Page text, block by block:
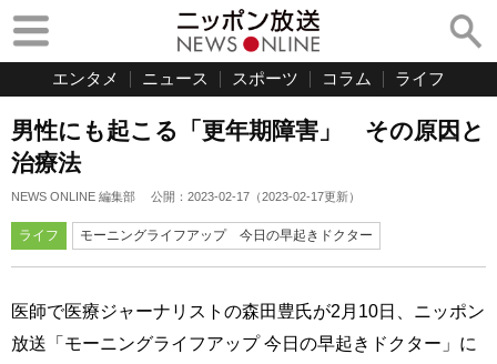
エンタメ ニュース スポーツ コラム ライフ
男性にも起こる「更年期障害」 その原因と
治療法
NEWS ONLINE 編集部 公開： 2023-02-17 （2023-02-17更新）
ライフ モーニングライフアップ 今日の早起きドクター
医師で医療ジャーナリストの森田豊氏が2月10日、ニッポン
放送「モーニングライフアップ 今日の早起きドクター」に